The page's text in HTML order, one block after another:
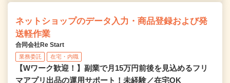
ネットショップのデータ入力・商品登録および発
送軽作業
合同会社Re Start
業務委託 在宅・内職
【Wワーク歓迎！】副業で月15万円前後を見込めるフリ
マアプリ出品の運用サポート！未経験／在宅OK